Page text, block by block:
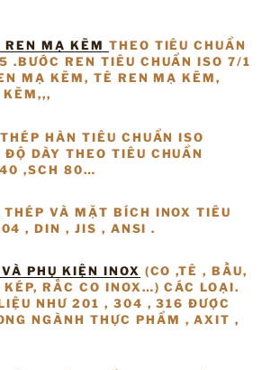
REN MẠ KẼM THEO TIÊU CHUẨN
.BƯỚC REN TIÊU CHUẨN ISO 7/1
MẠ KẼM, TÊ REN MẠ KẼM,
KẼM,,,
HÀN TIÊU CHUẨN ISO
DÀY THEO TIÊU CHUẨN
,SCH 80…
THÉP VÀ MẶT BÍCH INOX TIÊU
, DIN , JIS , ANSI .
PHỤ KIỆN INOX (CO ,TÊ , BẦU,
KÉP, RẮC CO INOX…) CÁC LOẠI.
NHƯ 201 , 304 , 316 ĐƯỢC
NGÀNH THỰC PHẨM , AXIT ,